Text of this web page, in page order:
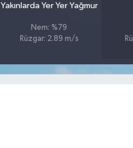
Yakınlarda Yer Yer Yağmur
Nem: %79
Rüzgar: 2.89 m/s